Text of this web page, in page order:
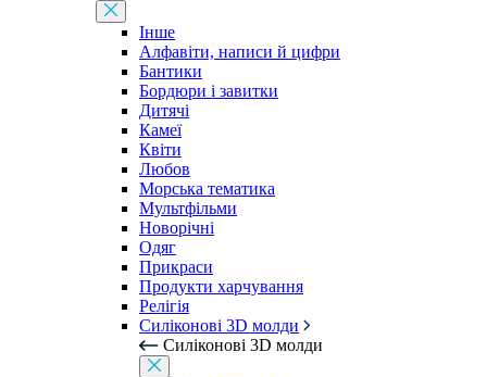
Інше
Алфавіти, написи й цифри
Бантики
Бордюри і завитки
Дитячі
Камеї
Квіти
Любов
Морська тематика
Мультфільми
Новорічні
Одяг
Прикраси
Продукти харчування
Релігія
Силіконові 3D молди
Силіконові 3D молди